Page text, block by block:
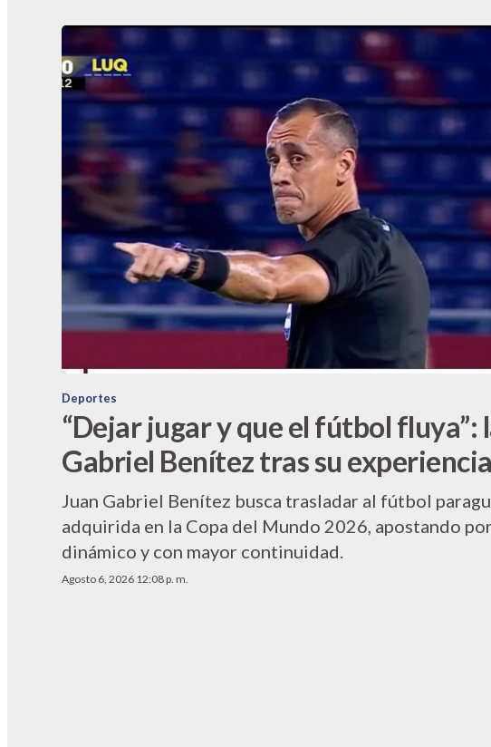
Deportes
“Dejar jugar y que el fútbol fluya”:
Gabriel Benítez tras su
Juan Gabriel Benítez busca trasladar al fútbol
adquirida en la Copa del Mundo 2026, apostando
dinámico y con mayor continuidad.
Agosto 6, 2026 12:08 p. m.